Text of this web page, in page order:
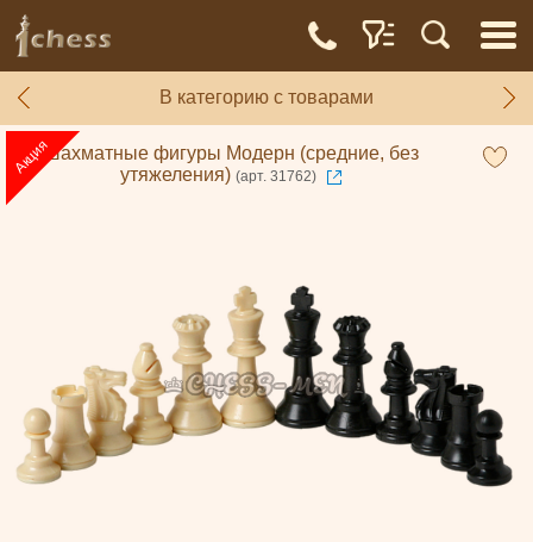
В категорию с товарами
Шахматные фигуры Модерн (средние, без
утяжеления) (арт. 31762)